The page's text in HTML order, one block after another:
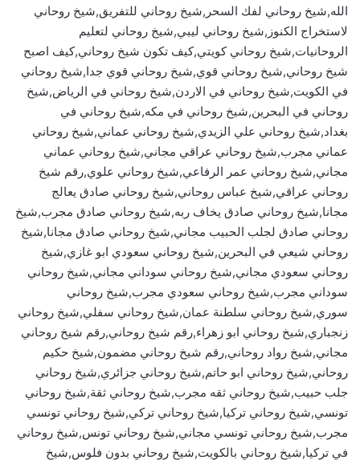
الله,شيخ روحاني لفك السحر,شيخ روحاني للتفريق,شيخ روحاني
لاستخراج الكنوز,شيخ روحاني ليبي,شيخ روحاني لتعليم
الروحانيات,شيخ روحاني كويتي,كيف تكون شيخ روحاني,كيف اصبح
شيخ روحاني,شيخ روحاني قوي,شيخ روحاني قوي جدا,شيخ روحاني
في الكويت,شيخ روحاني في الاردن,شيخ روحاني في الرياض,شيخ
روحاني في البحرين,شيخ روحاني في مكه,شيخ روحاني في
بغداد,شيخ روحاني علي الزيدي,شيخ روحاني عماني,شيخ روحاني
عماني مجرب,شيخ روحاني عراقي مجاني,شيخ روحاني عماني
مجاني,شيخ روحاني عمر الرفاعي,شيخ روحاني علوي,رقم شيخ
روحاني عراقي,شيخ عباس روحاني,شيخ روحاني صادق يعالج
مجانا,شيخ روحاني صادق يخاف ربه,شيخ روحاني صادق مجرب,شيخ
روحاني صادق لجلب الحبيب مجاني,شيخ روحاني صادق مجانا,شيخ
روحاني شيعي في البحرين,شيخ روحاني سعودي ابو غازي,شيخ
روحاني سعودي مجاني,شيخ روحاني سوداني مجاني,شيخ روحاني
سوداني مجرب,شيخ روحاني سعودي مجرب,شيخ روحاني
سوري,شيخ روحاني سلطنة عمان,شيخ روحاني سفلي,شيخ روحاني
زنجباري,شيخ روحاني ابو زهراء,رقم شيخ روحاني,رقم شيخ روحاني
مجاني,شيخ رواد روحاني,رقم شيخ روحاني مضمون,شيخ حكيم
روحاني,شيخ روحاني ابو حاتم,شيخ روحاني جزائري,شيخ روحاني
جلب حبيب,شيخ روحاني ثقه مجرب,شيخ روحاني ثقة,شيخ روحاني
تونسي,شيخ روحاني تركيا,شيخ روحاني تركي,شيخ روحاني تونسي
مجرب,شيخ روحاني تونسي مجاني,شيخ روحاني تونس,شيخ روحاني
في تركيا,شيخ روحاني بالكويت,شيخ روحاني بدون فلوس,شيخ